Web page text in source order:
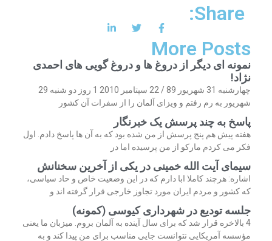
Share:
More Posts
نمونه ای دیگر از دروغ ها و دروغ گویی های احمدی
نژاد!
چهارشنبه 31 شهریور 89 / 22 سپتامبر 2010 1 روز دو شنبه 29
شهریور به رم رفتم و ویزای آلمان را از سفرات آن کشور
پاسخ به چند پرسش یک خبرنگار
هفته پیش هم پنج پرسش از من شده بود که به آن ها پاسخ دادم. اول
فکر می کردم مارکو از من پرسیده اما در
سیمای آیت الله خمینی در یکی از آخرین سخنانش
اشاره: هرچند کاملا ابا دارم که در این وضعیت خاص و حاد سیاسی،
که کشور و مردم ایران مورد تجاوز خارجی قرار گرفته اند و
جلسه تودیع در شهرداری کیوسی (کمونه)
4 بالاخره قرار شد که برای سال آینده به آلمان بروم. میزبان ما یعنی
مؤسسه آمریکایی نتوانست جایی مناسب برای من پیدا کند و به